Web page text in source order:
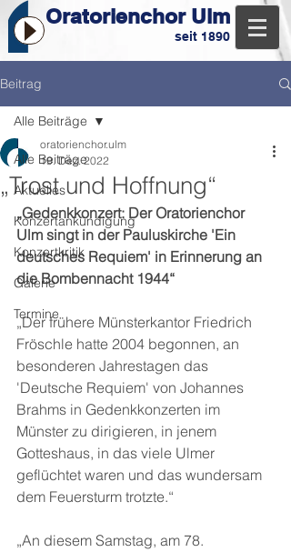
Oratorienchor Ulm
seit 1890
Beitrag
Alle Beiträge
Aktuelles
Konzertankündigung
Konzertkritik
Galerie
Termine
Alle Beiträge
„Trost und Hoffnung“
oratorienchor.ulm
19. Dez. 2022
„Gedenkkonzert: Der Oratorienchor
Ulm singt in der Pauluskirche 'Ein
deutsches Requiem' in Erinnerung an
die Bombennacht 1944“
„Der frühere Münsterkantor Friedrich
Fröschle hatte 2004 begonnen, an
besonderen Jahrestagen das
'Deutsche Requiem' von Johannes
Brahms in Gedenkkonzerten im
Münster zu dirigieren, in jenem
Gotteshaus, in das viele Ulmer
geflüchtet waren und das wundersam
dem Feuersturm trotzte.“
„An diesem Samstag, am 78.